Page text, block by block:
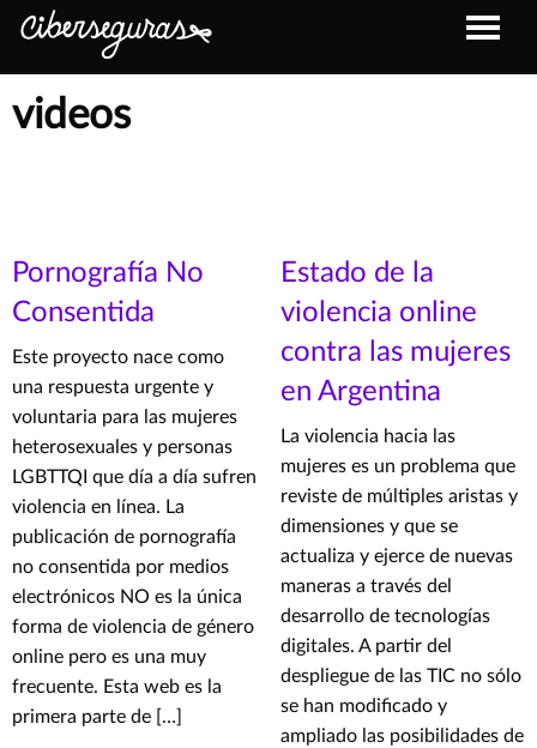
videos
Pornografía No
Consentida
Este proyecto nace como
una respuesta urgente y
voluntaria para las mujeres
heterosexuales y personas
LGBTTQI que día a día sufren
violencia en línea. La
publicación de pornografía
no consentida por medios
electrónicos NO es la única
forma de violencia de género
online pero es una muy
frecuente. Esta web es la
primera parte de […]
Estado de la
violencia online
contra las mujeres
en Argentina
La violencia hacia las
mujeres es un problema que
reviste de múltiples aristas y
dimensiones y que se
actualiza y ejerce de nuevas
maneras a través del
desarrollo de tecnologías
digitales. A partir del
despliegue de las TIC no sólo
se han modificado y
ampliado las posibilidades de